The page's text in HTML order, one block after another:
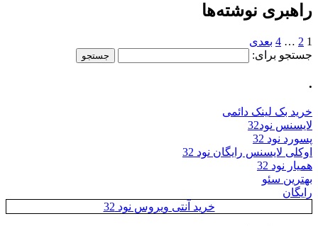
راهبری نوشته‌ها
1
2
…
4 بعدی
جستجو برای:
.
خرید بک لینک دائمی
لایسنس نود32
پسورد نود 32
اوکلی لایسنس رایگان نود 32
همیار نود 32
بهترین سئو
رایگان
خرید آنتی ویروس نود 32